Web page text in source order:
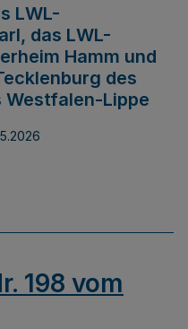
LWL-
das LWL-
Hamm und
des
Lippe
198 vom